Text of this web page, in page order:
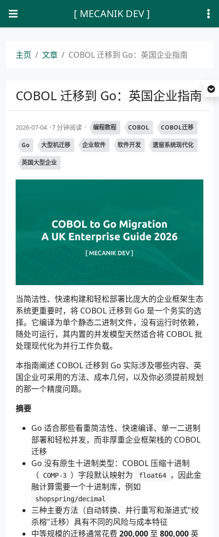
[ MECANIK DEV ]
主页 文章 COBOL 迁移到 Go：英国企业指南
COBOL 迁移到 Go：英国企业指南
2026-07-04 7 分钟阅读 编程教程 COBOL COBOL迁移
Go 大型机迁移 企业软件 软件开发 遗留系统现代化
英国大型企业
当简洁性、快速构建和轻松部署比庞大的企业框架生态
系统更重要时，将 COBOL 迁移到 Go 是一个务实的选
择。它编译为单个静态二进制文件，没有运行时依赖，
随处可运行，其内置的并发模型天然适合将 COBOL 批
处理现代化为并行工作负载。
本指南阐述 COBOL 迁移到 Go 实际涉及哪些内容、英
国企业可采用的方法、成本几何，以及你必须提前规划
的那一个精度问题。
摘要
Go 适合那些看重简洁性、快速编译、单一二进制
部署和轻松并发，而非厚重企业框架栈的 COBOL
迁移
Go 没有原生十进制类型：COBOL 压缩十进制
（
COMP-3 ）字段默认映射为 float64
，因此金
融计算需要一个十进制库，例如
shopspring/decimal
三种主要方法（自动转换、并行重写和渐进式"绞
杀榕"迁移）具有不同的风险与成本特征
中等规模的迁移通常花费 200,000 至 800,000 英